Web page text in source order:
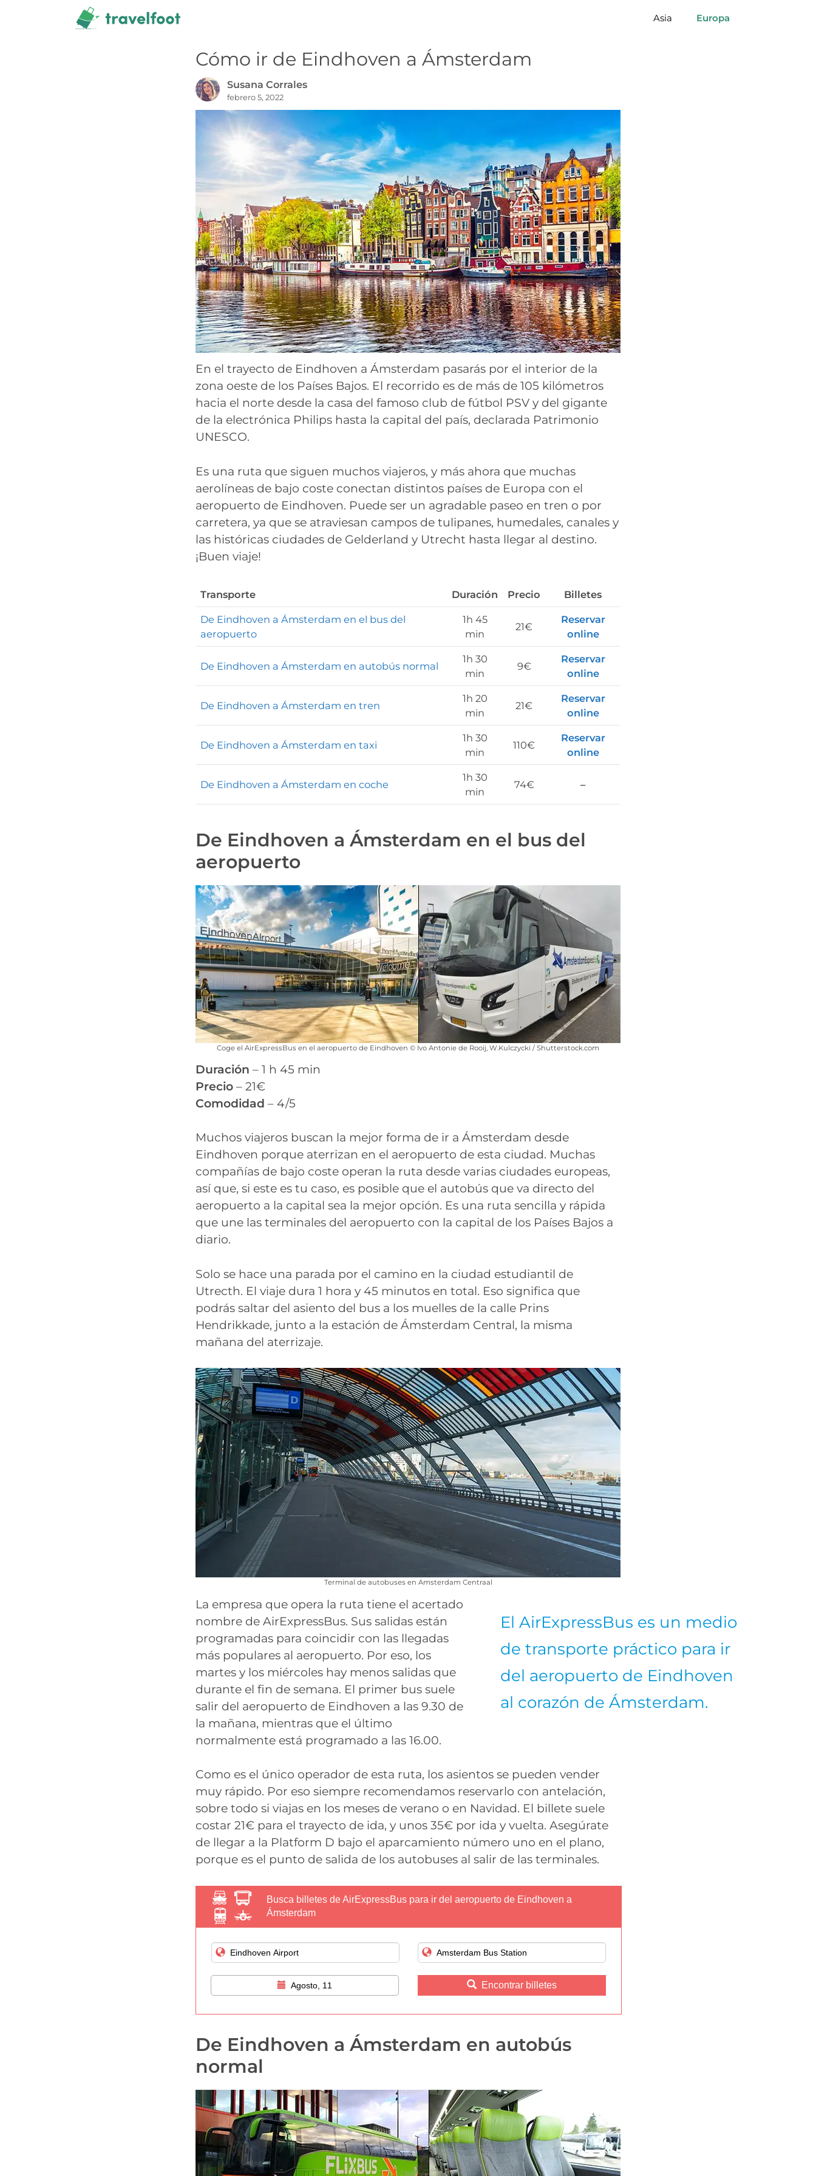
Asia Europa
Cómo ir de Eindhoven a Ámsterdam
Susana Corrales
febrero 5, 2022
En el trayecto de Eindhoven a Ámsterdam pasarás por el interior de la
zona oeste de los Países Bajos. El recorrido es de más de 105 kilómetros
hacia el norte desde la casa del famoso club de fútbol PSV y del gigante
de la electrónica Philips hasta la capital del país, declarada Patrimonio
UNESCO.
Es una ruta que siguen muchos viajeros, y más ahora que muchas
aerolíneas de bajo coste conectan distintos países de Europa con el
aeropuerto de Eindhoven. Puede ser un agradable paseo en tren o por
carretera, ya que se atraviesan campos de tulipanes, humedales, canales y
las históricas ciudades de Gelderland y Utrecht hasta llegar al destino.
¡Buen viaje!
Transporte Duración Precio Billetes
De Eindhoven a Ámsterdam en el bus del
aeropuerto
1h 45
min
21€
Reservar
online
De Eindhoven a Ámsterdam en autobús normal
1h 30
min
9€
Reservar
online
De Eindhoven a Ámsterdam en tren
1h 20
min
21€
Reservar
online
De Eindhoven a Ámsterdam en taxi
1h 30
min
110€
Reservar
online
De Eindhoven a Ámsterdam en coche
1h 30
min
74€ –
De Eindhoven a Ámsterdam en el bus del
aeropuerto
Coge el AirExpressBus en el aeropuerto de Eindhoven © Ivo Antonie de Rooij, W.Kulczycki / Shutterstock.com
Duración – 1 h 45 min
Precio – 21€
Comodidad – 4/5
Muchos viajeros buscan la mejor forma de ir a Ámsterdam desde
Eindhoven porque aterrizan en el aeropuerto de esta ciudad. Muchas
compañías de bajo coste operan la ruta desde varias ciudades europeas,
así que, si este es tu caso, es posible que el autobús que va directo del
aeropuerto a la capital sea la mejor opción. Es una ruta sencilla y rápida
que une las terminales del aeropuerto con la capital de los Países Bajos a
diario.
Solo se hace una parada por el camino en la ciudad estudiantil de
Utrecth. El viaje dura 1 hora y 45 minutos en total. Eso significa que
podrás saltar del asiento del bus a los muelles de la calle Prins
Hendrikkade, junto a la estación de Ámsterdam Central, la misma
mañana del aterrizaje.
Terminal de autobuses en Amsterdam Centraal
El AirExpressBus es un medio
de transporte práctico para ir
del aeropuerto de Eindhoven
al corazón de Ámsterdam.
La empresa que opera la ruta tiene el acertado
nombre de AirExpressBus. Sus salidas están
programadas para coincidir con las llegadas
más populares al aeropuerto. Por eso, los
martes y los miércoles hay menos salidas que
durante el fin de semana. El primer bus suele
salir del aeropuerto de Eindhoven a las 9.30 de
la mañana, mientras que el último
normalmente está programado a las 16.00.
Como es el único operador de esta ruta, los asientos se pueden vender
muy rápido. Por eso siempre recomendamos reservarlo con antelación,
sobre todo si viajas en los meses de verano o en Navidad. El billete suele
costar 21€ para el trayecto de ida, y unos 35€ por ida y vuelta. Asegúrate
de llegar a la Platform D bajo el aparcamiento número uno en el plano,
porque es el punto de salida de los autobuses al salir de las terminales.
Busca billetes de AirExpressBus para ir del aeropuerto de Eindhoven a
Ámsterdam
Agosto, 11 Encontrar billetes
De Eindhoven a Ámsterdam en autobús
normal